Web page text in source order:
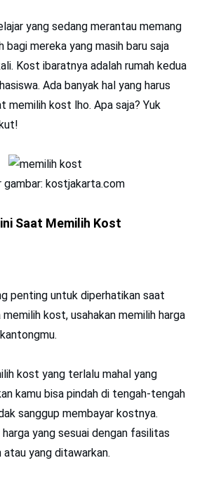
yang sedang merantau memang
bagi mereka yang masih baru saja
Kost ibaratnya adalah rumah kedua
Ada banyak hal yang harus
memilih kost lho. Apa saja? Yuk
gambar: kostjakarta.com
Saat Memilih Kost
penting untuk diperhatikan saat
kost, usahakan memilih harga
kost yang terlalu mahal yang
kamu bisa pindah di tengah-tengah
sanggup membayar kostnya.
yang sesuai dengan fasilitas
yang ditawarkan.